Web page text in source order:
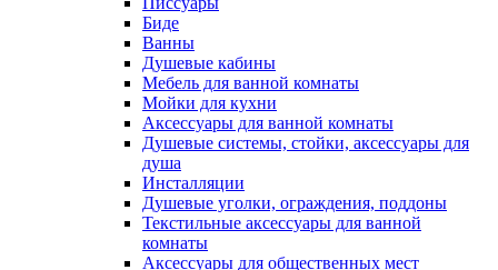
Биде
Ванны
Душевые кабины
Мебель для ванной комнаты
Мойки для кухни
Аксессуары для ванной комнаты
Душевые системы, стойки, аксессуары для
душа
Инсталляции
Душевые уголки, ограждения, поддоны
Текстильные аксессуары для ванной
комнаты
Аксессуары для общественных мест